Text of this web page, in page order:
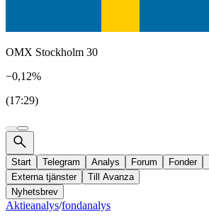
OMX Stockholm 30
−0,12%
(17:29)
Start Telegram Analys Forum Fonder
Externa tjänster
Till Avanza
Nyhetsbrev
Aktieanalys/fondanalys